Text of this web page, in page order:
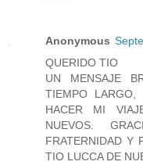
Anonymous
QUERIDO TIO
UN MENSAJE
TIEMPO
HACER MI
NUEVOS.
FRATERNIDAD Y
TIO LUCCA DE